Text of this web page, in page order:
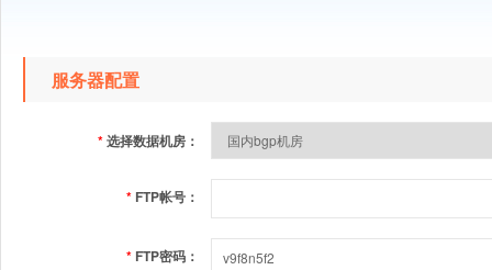
服务器配置
*选择数据机房：
* FTP帐号：
* FTP密码：